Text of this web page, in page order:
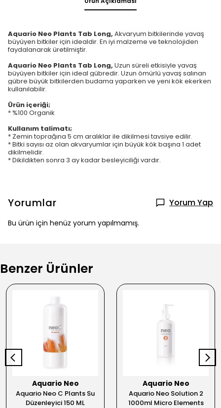
Aquario Neo Plants Tab Long, Akvaryum bitkilerinde yavaş
büyüyen bitkiler için idealdir. En iyi malzeme ve teknolojiden
faydalanarak üretilmiştir.
Aquario Neo Plants Tab Long, Uzun süreli etkisiyle yavaş
büyüyen bitkiler için ideal gübredir. Uzun ömürlü yavaş salınan
gübre büyük bitkilerden budama yaparken ve yeni kök ekerken
kullanılabilir.
Ürün içeriği;
* %100 Organik
Kullanım talimatı;
* Zemin toprağına 5 cm aralıklar ile dikilmesi tavsiye edilir.
* Bitki sayısı az olan akvaryumlar için büyük kök başına 1 adet
dikilmelidir.
* Dikildikten sonra 3 ay kadar besleyiciliği vardır.
Yorumlar Yorum Yap
Bu ürün için henüz yorum yapılmamış.
Benzer Ürünler
Aquario Neo
Aquario Neo C Plants Su
Düzenleyici 150 ML
Aquario Neo
Aquario Neo Solution 2
1000ml Micro Elements